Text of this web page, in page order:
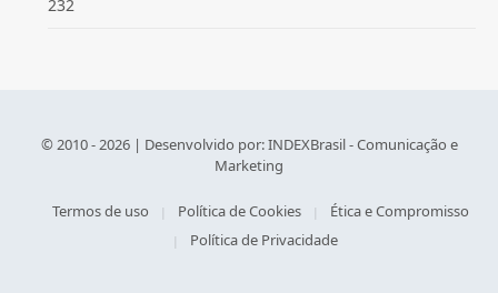
232
© 2010 - 2026 | Desenvolvido por:INDEXBrasil - Comunicação e
Marketing
Termos de uso Política de Cookies
Ética e Compromisso
Política de Privacidade